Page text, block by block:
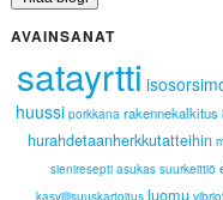
AVAINSANAT
satayrtti
huussi porkkana rakennekalkitus
hurahdetaanherkkutatteihin
sieniresepti asukas suurkeittiö
kasvillisuuskartoitus luomu